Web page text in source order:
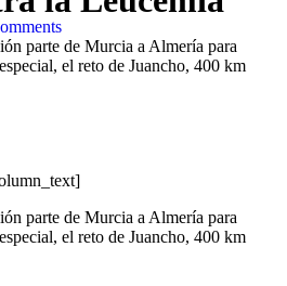
parte de Murcia a Almería para
el reto de Juancho, 400 km
parte de Murcia a Almería para
el reto de Juancho, 400 km